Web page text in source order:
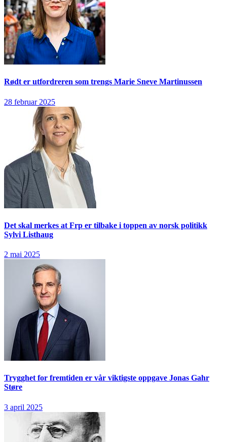
Rødt er utfordreren som trengs Marie Sneve Martinussen
28 februar 2025
Det skal merkes at Frp er tilbake i toppen av norsk politikk
Sylvi Listhaug
2 mai 2025
Trygghet for fremtiden er vår viktigste oppgave Jonas Gahr
Støre
3 april 2025